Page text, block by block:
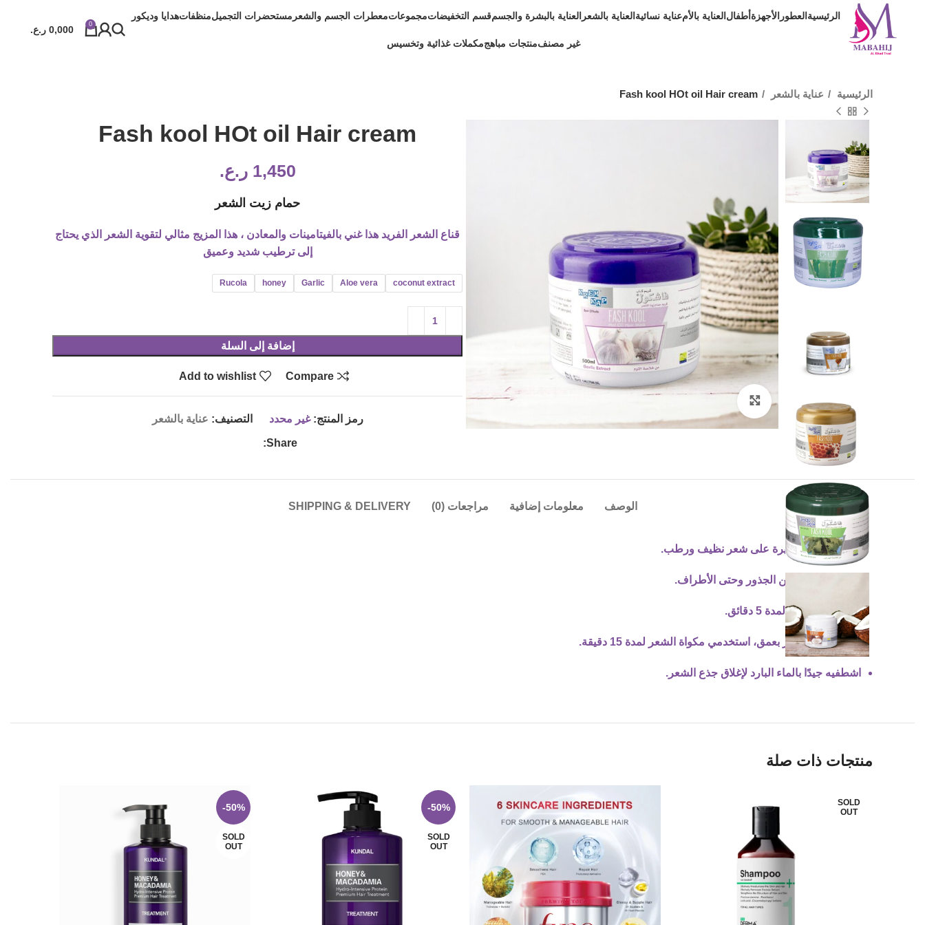
الرئيسيةالعطور الأجهزةأطفالالعناية بالأمعناية نسائيةالعناية بالشعر العناية بالبشرة والجسمقسم التخفيضاتمجموعاتمعطرات الجسم والشعر مستحضرات التجميلمنظفاتهدايا وديكور
غير مصنفمنتجات مباهجمكملات غذائية وتخسيس
0
0,000 ر.ع.
الرئيسية عناية بالشعر Fash kool HOt oil Hair cream
Fash kool HOt oil Hair cream
1,450 ر.ع.
حمام زيت الشعر
قناع الشعر الفريد هذا غني بالفيتامينات والمعادن ، هذا المزيج مثالي لتقوية الشعر الذي يحتاج
إلى ترطيب شديد وعميق
coconut extract
Aloe vera
Garlic
honey
Rucola
إضافة إلى السلة
Compare
Add to wishlist
رمز المنتج:غير محدد التصنيف: عناية بالشعر
Share:
الوصف معلومات إضافية مراجعات (0) SHIPPING & DELIVERY
ضعي كمية وفيرة على شعر نظيف ورطب.
اعمل بلطف من الجذور وحتى الأطراف.
اتركها لتتغلغل لمدة 5 دقائق.
لترطيب الشعر بعمق، استخدمي مكواة الشعر لمدة 15 دقيقة.
اشطفيه جيدًا بالماء البارد لإغلاق جذع الشعر.
منتجات ذات صلة
SOLD
OUT
-50%
SOLD
OUT
-50%
SOLD
OUT